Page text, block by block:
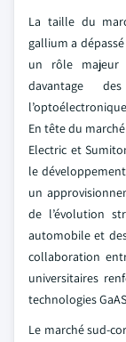
La taille du
gallium a
un rôle majeur
davantage
En tête du
Electric et
le développement
un
de l’évolution
automobile et
collaboration
universitaires
technologies
Le marché sud-